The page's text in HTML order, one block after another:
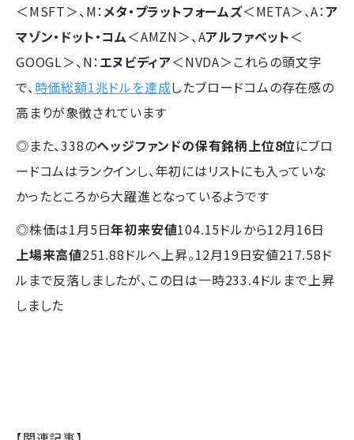
＜MSFT＞、M：メタ・プラットフォームズ＜META＞、A：ア
マゾン・ドット・コム＜AMZN＞、Aアルファベット＜
GOOGL＞、N：エヌビディア＜NVDA＞これらの頭文字
で、 時価総額1兆ドルを達成したブロードコムの存在感の
高まりが象徴されています
◎また、338のヘッジファンドの保有銘柄上位8位にブロ
ードコムはランクインし、年初にはリストにも入っていな
かったところから大躍進となっているようです
◎株価は1月5日年初来安値104.15ドルから12月16日
上場来高値251.88ドルへ上昇。12月19日安値217.58ド
ルまで反落しましたが、この日は一時233.4ドルまで上昇
しました